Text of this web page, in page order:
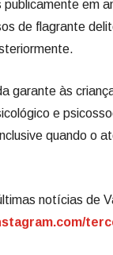
publicamente em
de flagrante
garante às
e
quando o
notícias de